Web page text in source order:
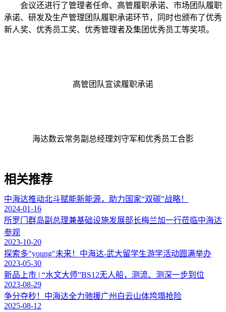
会议还进行了管理者任命、高管履职承诺、市场团队履职
承诺、研发及生产管理团队履职承诺环节，同时也颁布了优秀
新人奖、优秀员工奖、优秀管理者及集团优秀员工等奖项。
高管团队宣读履职承诺
海达数云常务副总经理刘守军和优秀员工合影
相关推荐
中海达推动北斗赋能新能源，助力国家“双碳”战略！
2024-01-16
所罗门群岛副总理兼基础设施发展部长梅兰加一行莅临中海达
参观
2023-10-20
探索多"young"未来！中海达-武大留学生游学活动圆满举办
2023-05-30
新品上市 | “水文大师”BS12无人船，测流、测深一步到位
2023-08-29
争分夺秒！中海达全力驰援广州白云山体垮塌抢险
2025-08-12